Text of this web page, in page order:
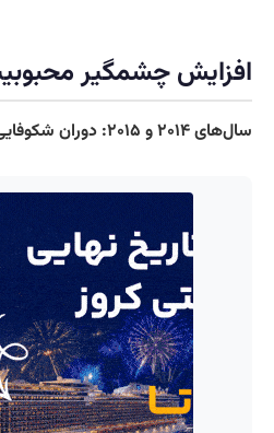
افزایش چشمگیر
سال‌های ۲۰۱۴ و ۲۰۱۵: دوران شکوفایی: